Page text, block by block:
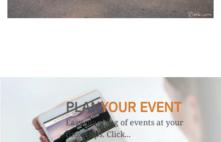
PLANYOUR EVENT
Easy planning of events at your
fingertips. Click...